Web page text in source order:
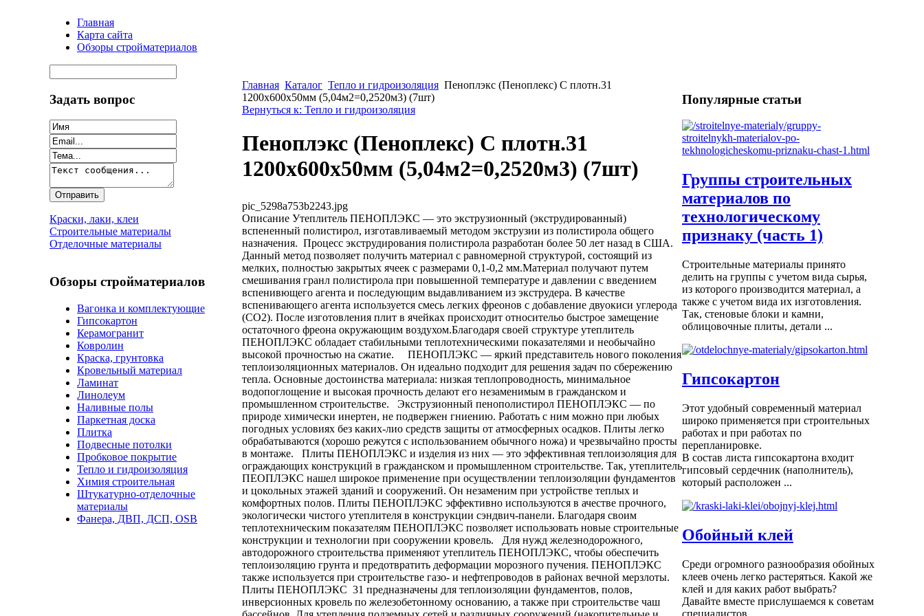
Главная
Карта сайта
Обзоры стройматериалов
Задать вопрос
Краски, лаки, клеи
Строительные материалы
Отделочные материалы
Обзоры стройматериалов
Вагонка и комплектующие
Гипсокартон
Керамогранит
Ковролин
Краска, грунтовка
Кровельный материал
Ламинат
Линолеум
Наливные полы
Паркетная доска
Плитка
Подвесные потолки
Пробковое покрытие
Тепло и гидроизоляция
Химия строительная
Штукатурно-отделочные
материалы
Фанера, ДВП, ДСП, OSB
Главная Каталог Тепло и гидроизоляция Пеноплэкс (Пеноплекс) С плотн.31
1200х600х50мм (5,04м2=0,2520м3) (7шт)
Вернуться к: Тепло и гидроизоляция
Пеноплэкс (Пеноплекс) С плотн.31
1200х600х50мм (5,04м2=0,2520м3) (7шт)
pic_5298a753b2243.jpg
Описание Утеплитель ПЕНОПЛЭКС — это экструзионный (экструдированный)
вспененный полистирол, изготавливаемый методом экструзии из полистирола общего
назначения. Процесс экструдирования полистирола разработан более 50 лет назад в США.
Данный метод позволяет получить материал с равномерной структурой, состоящий из
мелких, полностью закрытых ячеек с размерами 0,1-0,2 мм.Материал получают путем
смешивания гранл полистирола при повышенной температуре и давлении с введением
вспенивющего агента и последующим выдавливанием из экструдера. В качестве
вспенивающего агента используется смесь легких фреонов с добавление двуокиси углерода
(СО2). После изготовления плит в ячейках происходит относительо быстрое замещение
остаточного фреона окружающим воздухом.Благодаря своей структуре утеплитель
ПЕНОПЛЭКС обладает стабильными теплотехническими показателями и необычайно
высокой прочностью на сжатие. ПЕНОПЛЭКС — яркий представитель нового поколения
теплоизоляционных материалов. Он идеально подходит для решения задач по сбережению
тепла. Основные достоинства материала: низкая теплопроводность, минимальное
водопоглощение и высокая прочность делают его незаменимым в гражданском и
промышленном строительстве. Экструзионный пенополистирол ПЕНОПЛЭКС — по
природе химически инертен, не подвержен гниению. Работать с ним можно при любых
погодных условиях без каких-лио средств защиты от атмосферных осадков. Плиты легко
обрабатываются (хорошо режутся с использованием обычного ножа) и чрезвычайно просты
в монтаже. Плиты ПЕНОПЛЭКС и изделия из них — это эффективная теплоизоляция для
ограждающих конструкций в гражданском и промышленном строительстве. Так, утеплитель
ПЕОПЛЭКС нашел широкое применение при осуществлении теплоизоляции фундаментов
и цокольных этажей зданий и сооружений. Он незаменим при устройстве теплых и
комфортных полов. Плиты ПЕНОПЛЭКС эффективно используются в ачестве прочного,
экологически чистого утеплителя в конструкции сэндвич-панели. Благодаря своим
теплотехническим показателям ПЕНОПЛЭКС позволяет использовать новые строительные
конструкции и технологии при сооружении кровель. Для нужд железнодорожного,
автодорожного строительства применяют утеплитель ПЕНОПЛЭКС, чтобы обеспечить
теплоизоляцию грунта и предотвратить деформации морозного пучения. ПЕНОПЛЭКС
также используется при строительстве газо- и нефтепроводов в районах вечной мерзлоты.
Плиты ПЕНОПЛЭКС 31 предназначены для теплоизоляции фундаментов, полов,
инверсионных кровель по железобетонному основанию, а также при строительстве чаш
Популярные статьи
Группы строительных
материалов по
технологическому
признаку (часть 1)
Строительные материалы принято
делить на группы с учетом вида сырья,
из которого производится материал, а
также с учетом вида их изготовления.
Так, стеновые блоки и камни,
облицовочные плиты, детали ...
Гипсокартон
Этот удобный современный материал
широко применяется при строительных
работах и при работах по
перепланировке.
В состав листа гипсокартона входит
гипсовый сердечник (наполнитель),
который расположен ...
Обойный клей
Среди огромного разнообразия обойных
клеев очень легко растеряться. Какой же
клей и для каких работ выбрать?
Давайте вместе прислушаемся к советам
специалистов.